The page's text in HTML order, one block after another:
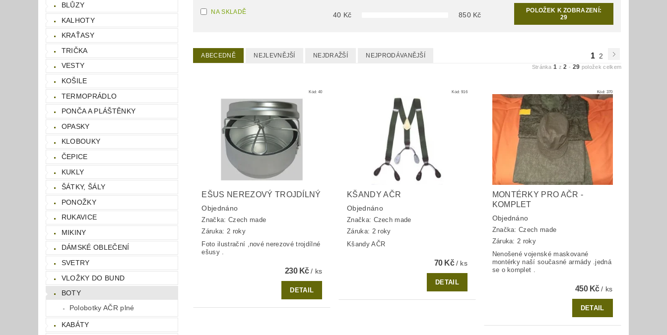
BLŮZY
KALHOTY
KRAŤASY
TRIČKA
VESTY
KOŠILE
TERMOPRÁDLO
PONČA A PLÁŠTĚNKY
OPASKY
KLOBOUKY
ČEPICE
KUKLY
ŠÁTKY, ŠÁLY
PONOŽKY
RUKAVICE
MIKINY
DÁMSKÉ OBLEČENÍ
SVETRY
VLOŽKY DO BUND
BOTY
Polobotky AČR plné
KABÁTY
NA SKLADĚ 40 Kč 850Kč
POLOŽEK K ZOBRAZENÍ:
29
ABECEDNĚ NEJLEVNĚJŠÍ NEJDRAŽŠÍ NEJPRODÁVANĚJŠÍ 1 2
Stránka1 z2 - 29 položek celkem
Kód: 40
EŠUS NEREZOVÝ TROJDÍLNÝ
Objednáno
Značka: Czech made
Záruka: 2 roky
Foto ilustrační ,nové nerezové trojdílné
ešusy .
230 Kč/ ks
DETAIL
Kód:916
KŠANDY AČR
Objednáno
Značka: Czech made
Záruka: 2 roky
Kšandy AČR
70 Kč/ ks
DETAIL
Kód: 370
MONTÉRKY PRO AČR -
KOMPLET
Objednáno
Značka:Czech made
Záruka: 2 roky
Nenošené vojenské maskované
montérky naší současné armády .jedná
se o komplet .
450 Kč/ ks
DETAIL